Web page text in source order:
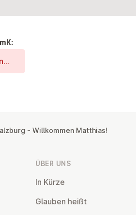
- Willkommen Matthias!
ÜBER UNS
In Kürze
Glauben heißt